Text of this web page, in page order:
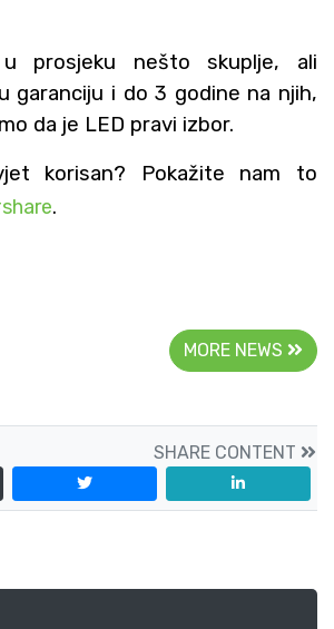
prosjeku nešto skuplje, ali
garanciju i do 3 godine na njih,
da je LED pravi izbor.
korisan? Pokažite nam to
.
MORE NEWS
SHARE CONTENT